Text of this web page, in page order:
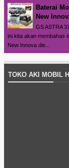
Baterai
New
GS ASTRA
ini kita akan membahas
New Innova die...
TOKO AKI MOBIL